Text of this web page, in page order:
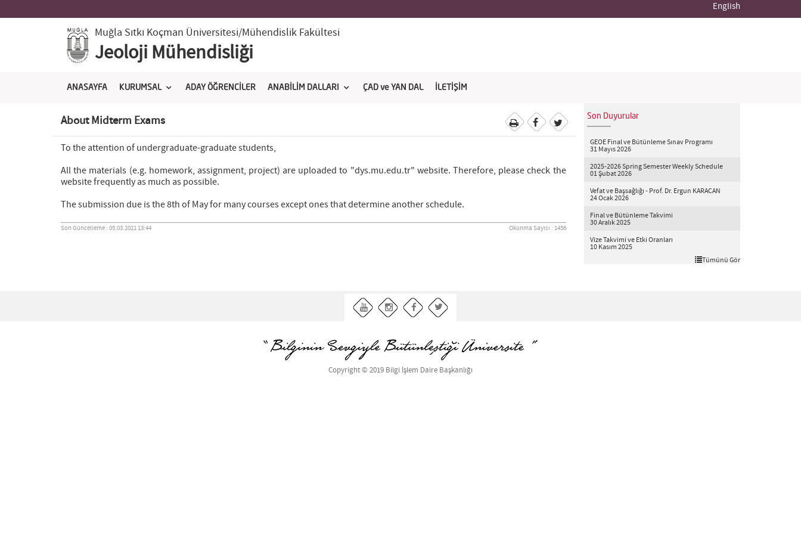
English
Muğla Sıtkı Koçman Üniversitesi/Mühendislik Fakültesi
Jeoloji Mühendisliği
ANASAYFA KURUMSAL ADAY ÖĞRENCİLER ANABİLİM DALLARI ÇAD ve YAN DAL İLETİŞİM
About Midterm Exams
To the attention of undergraduate-graduate students,
All the materials (e.g. homework, assignment, project) are uploaded to "dys.mu.edu.tr" website. Therefore, please check the
website frequently as much as possible.
The submission due is the 8th of May for many courses except ones that determine another schedule.
Son Güncelleme : 05.03.2021 13:44 Okunma Sayısı : 1456
Son Duyurular
GEOE Final ve Bütünleme Sınav Programı
31 Mayıs 2026
2025-2026 Spring Semester Weekly Schedule
01 Şubat 2026
Vefat ve Başsağlığı - Prof. Dr. Ergun KARACAN
24 Ocak 2026
Final ve Bütünleme Takvimi
30 Aralık 2025
Vize Takvimi ve Etki Oranları
10 Kasım 2025
Tümünü Gör
Copyright © 2019 Bilgi İşlem Daire Başkanlığı